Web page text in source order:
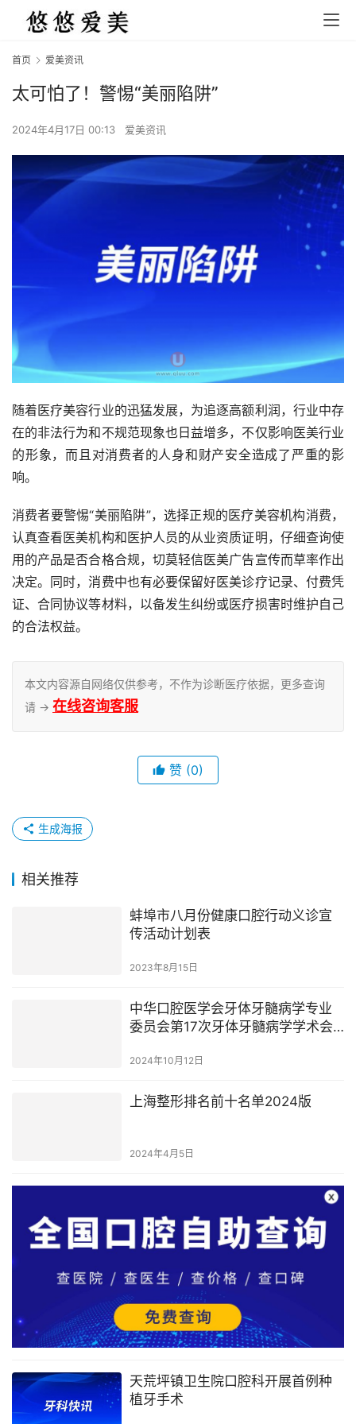
首页 爱美资讯
太可怕了！警惕“美丽陷阱”
2024年4月17日 00:13 爱美资讯
随着医疗美容行业的迅猛发展，为追逐高额利润，行业中存
在的非法行为和不规范现象也日益增多，不仅影响医美行业
的形象，而且对消费者的人身和财产安全造成了严重的影
响。
消费者要警惕“美丽陷阱”，选择正规的医疗美容机构消费，
认真查看医美机构和医护人员的从业资质证明，仔细查询使
用的产品是否合格合规，切莫轻信医美广告宣传而草率作出
决定。同时，消费中也有必要保留好医美诊疗记录、付费凭
证、合同协议等材料，以备发生纠纷或医疗损害时维护自己
的合法权益。
本文内容源自网络仅供参考，不作为诊断医疗依据，更多查询
请 → 在线咨询客服
赞 (0)
生成海报
相关推荐
蚌埠市八月份健康口腔行动义诊宣
传活动计划表
2023年8月15日
中华口腔医学会牙体牙髓病学专业
委员会第17次牙体牙髓病学学术会
2024年10月12日
上海整形排名前十名单2024版
2024年4月5日
天荒坪镇卫生院口腔科开展首例种
植牙手术